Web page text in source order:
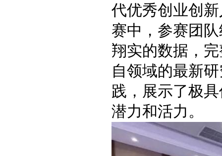
代优秀创业创
赛中，参赛团
翔实的数据，
自领域的最新
践，展示了极
潜力和活力。